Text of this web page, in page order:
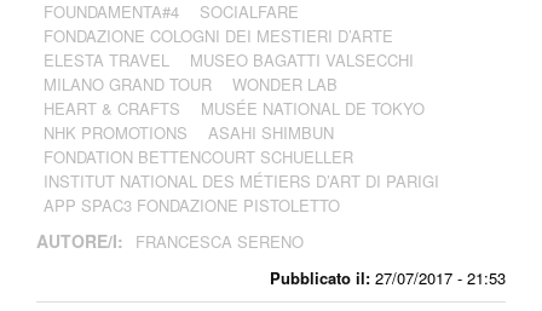
Pubblicato il: 27/07/2017 - 21:53
FOUNDAMENTA#4
SOCIALFARE
FONDAZIONE COLOGNI DEI MESTIERI D’ARTE
ELESTA TRAVEL
MUSEO BAGATTI VALSECCHI
MILANO GRAND TOUR
WONDER LAB
HEART & CRAFTS
MUSÉE NATIONAL DE TOKYO
NHK PROMOTIONS
ASAHI SHIMBUN
FONDATION BETTENCOURT SCHUELLER
INSTITUT NATIONAL DES MÉTIERS D’ART DI PARIGI
APP SPAC3 FONDAZIONE PISTOLETTO
AUTORE/I: FRANCESCA SERENO